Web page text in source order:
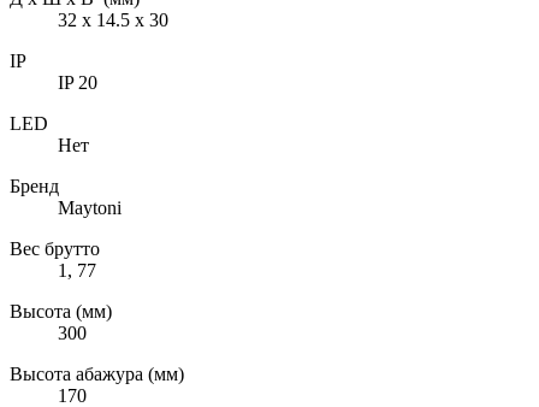
32 х 14.5 х 30
IP
IP 20
LED
Нет
Бренд
Maytoni
Вес брутто
1, 77
Высота (мм)
300
Высота абажура (мм)
170